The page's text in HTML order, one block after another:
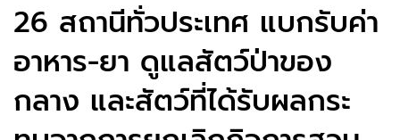
26 สถานีทั่วประเทศ แบกรับค่า
อาหาร-ยา ดูแลสัตว์ป่าของ
กลาง และสัตว์ที่ได้รับผลกระ